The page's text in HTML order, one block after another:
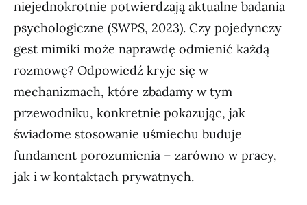
niejednokrotnie potwierdzają aktualne badania
psychologiczne (SWPS, 2023). Czy pojedynczy
gest mimiki może naprawdę odmienić każdą
rozmowę? Odpowiedź kryje się w
mechanizmach, które zbadamy w tym
przewodniku, konkretnie pokazując, jak
świadome stosowanie uśmiechu buduje
fundament porozumienia – zarówno w pracy,
jak i w kontaktach prywatnych.